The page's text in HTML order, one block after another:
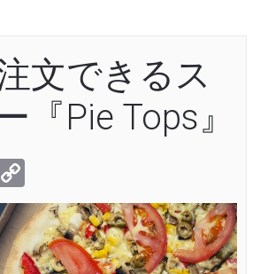
文できるス
『Pie Tops』
Link